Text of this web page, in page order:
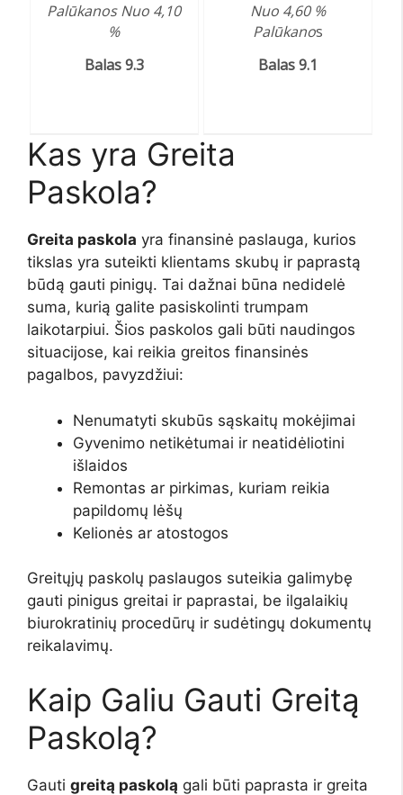
Palūkanos Nuo 4,10
%
Balas 9.3
Nuo 4,60 %
Palūkanos
Balas 9.1
Kas yra Greita
Paskola?
Greita paskola yra finansinė paslauga, kurios
tikslas yra suteikti klientams skubų ir paprastą
būdą gauti pinigų. Tai dažnai būna nedidelė
suma, kurią galite pasiskolinti trumpam
laikotarpiui. Šios paskolos gali būti naudingos
situacijose, kai reikia greitos finansinės
pagalbos, pavyzdžiui:
Nenumatyti skubūs sąskaitų mokėjimai
Gyvenimo netikėtumai ir neatidėliotini
išlaidos
Remontas ar pirkimas, kuriam reikia
papildomų lėšų
Kelionės ar atostogos
Greitųjų paskolų paslaugos suteikia galimybę
gauti pinigus greitai ir paprastai, be ilgalaikių
biurokratinių procedūrų ir sudėtingų dokumentų
reikalavimų.
Kaip Galiu Gauti Greitą
Paskolą?
Gauti greitą paskolą gali būti paprasta ir greita